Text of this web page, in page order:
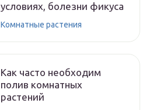
условиях, болезни фикуса
Комнатные растения
Как часто необходим
полив комнатных
растений